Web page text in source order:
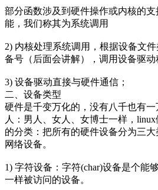
部分函数涉及到硬件操作或内核的
能，我们称其为系统调用
2) 内核处理系统调用，根据设备文
备号（后面会讲解），调用设备驱动
3) 设备驱动直接与硬件通信；
二、设备类型
硬件是千变万化的，没有八千也有
人：男人、女人、女博士一样，
的分类：把所有的硬件设备分为三大
网络设备。
1) 字符设备：字符(char)设备是个能
一样被访问的设备。